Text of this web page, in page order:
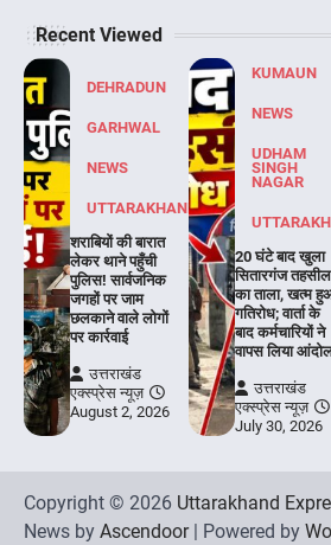
Recent Viewed
DEHRADUN
GARHWAL
NEWS
UTTARAKHAND
शराबियों की बारात
लेकर थाने पहुँची
पुलिस! सार्वजनिक
जगहों पर जाम
छलकाने वाले लोगों
पर कार्रवाई
उत्तराखंड
एक्स्प्रेस न्यूज़
August 2, 2026
KUMAUN
NEWS
UDHAM
SINGH
NAGAR
20 घंटे बाद खुला
सितारगंज तहसील
का ताला, खत्म
गतिरोध; वार्ता के
बाद कर्मचारियों ने
वापस लिया
उत्तराखंड
एक्स्प्रेस न्यूज़
July 30, 2026
Copyright © 2026 Uttarakhand
News by Ascendoor| Powered by